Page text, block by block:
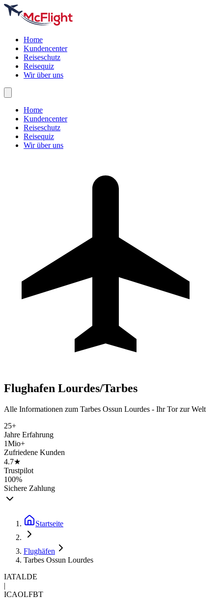
Home
Kundencenter
Reiseschutz
Reisequiz
Wir über uns
Home
Kundencenter
Reiseschutz
Reisequiz
Wir über uns
Flughafen Lourdes/Tarbes
Alle Informationen zum Tarbes Ossun Lourdes - Ihr Tor zur Welt
25+
Jahre Erfahrung
1Mio+
Zufriedene Kunden
4.7★
Trustpilot
100%
Sichere Zahlung
Startseite
Flughäfen
Tarbes Ossun Lourdes
IATALDE
|
ICAOLFBT